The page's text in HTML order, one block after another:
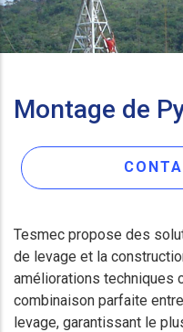
Montage de
Tesmec propose des
de levage et la
améliorations techniques
combinaison parfaite
levage, garantissant le